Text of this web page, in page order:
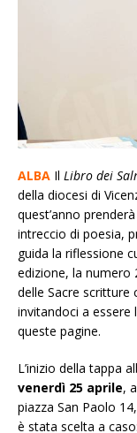
ALBA Il Libro dei
della diocesi di
quest’anno
intreccio di poesia,
guida la riflessione
edizione, la numero
delle Sacre
invitandoci a
queste pagine.
L’inizio della tappa
venerdì 25 aprile,
piazza San Paolo
è stata scelta a